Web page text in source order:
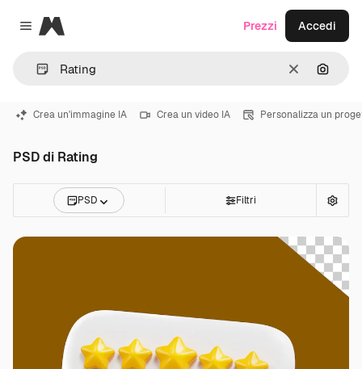
Close menu
Magnific
CancellaCerca
Prezzi Accedi
Crea un'immagine IA Crea un video IA Personalizza un
PSD di Rating
PSD Filtri